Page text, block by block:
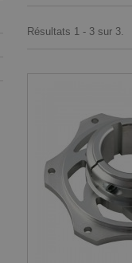
Résultats 1 - 3 sur 3.